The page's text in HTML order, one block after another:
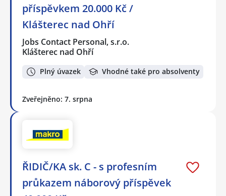
příspěvkem 20.000 Kč /
Klášterec nad Ohří
Jobs Contact Personal, s.r.o.
Klášterec nad Ohří
Plný úvazek Vhodné také pro absolventy
Zveřejněno: 7. srpna
ŘIDIČ/KA sk. C - s profesním
průkazem náborový příspěvek